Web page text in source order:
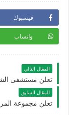
فيسبوك
واتساب
المقال التالي
المقال السابق